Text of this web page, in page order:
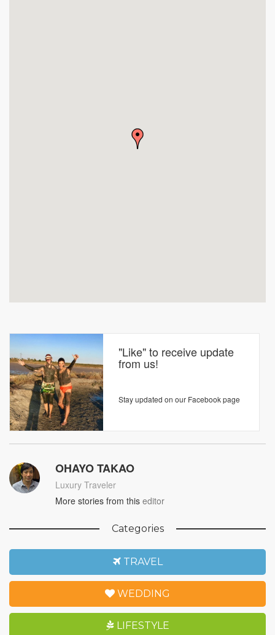
"Like" to receive update
from us!
Stay updated on our Facebook page
OHAYO TAKAO
Luxury Traveler
More stories from this editor
Categories
TRAVEL
WEDDING
LIFESTYLE